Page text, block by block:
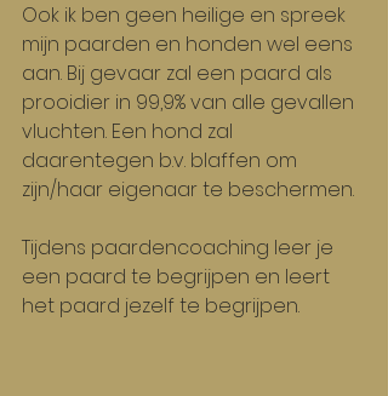
Ook ik ben geen heilige en spreek
mijn paarden en honden wel eens
aan. Bij gevaar zal een paard als
prooidier in 99,9% van alle gevallen
vluchten. Een hond zal
daarentegen b.v. blaffen om
zijn/haar eigenaar te beschermen.
Tijdens paardencoaching leer je
een paard te begrijpen en leert
het paard jezelf te begrijpen.